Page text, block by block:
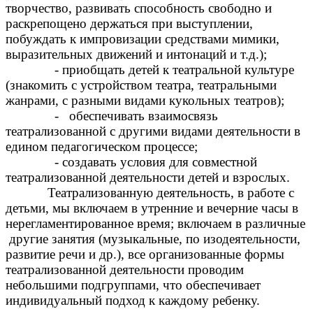
творчество, развивать способность свободно и
раскрепощено держаться при выступлении,
побуждать к импровизации средствами мимики,
выразительных движений и интонаций и т.д.);
- приобщать детей к театральной культуре
(знакомить с устройством театра, театральными
жанрами, с разными видами кукольных театров);
- обеспечивать взаимосвязь
театрализованной с другими видами деятельности в
едином педагогическом процессе;
- создавать условия для совместной
театрализованной деятельности детей и взрослых.
Театрализованную деятельность, в работе с
детьми, мы включаем в утренние и вечерние часы в
нерегламентированное время; включаем в различные
другие занятия (музыкальные, по изодеятельности,
развитие речи и др.), все организованные формы
театрализованной деятельности проводим
небольшими подгруппами, что обеспечивает
индивидуальный подход к каждому ребенку.